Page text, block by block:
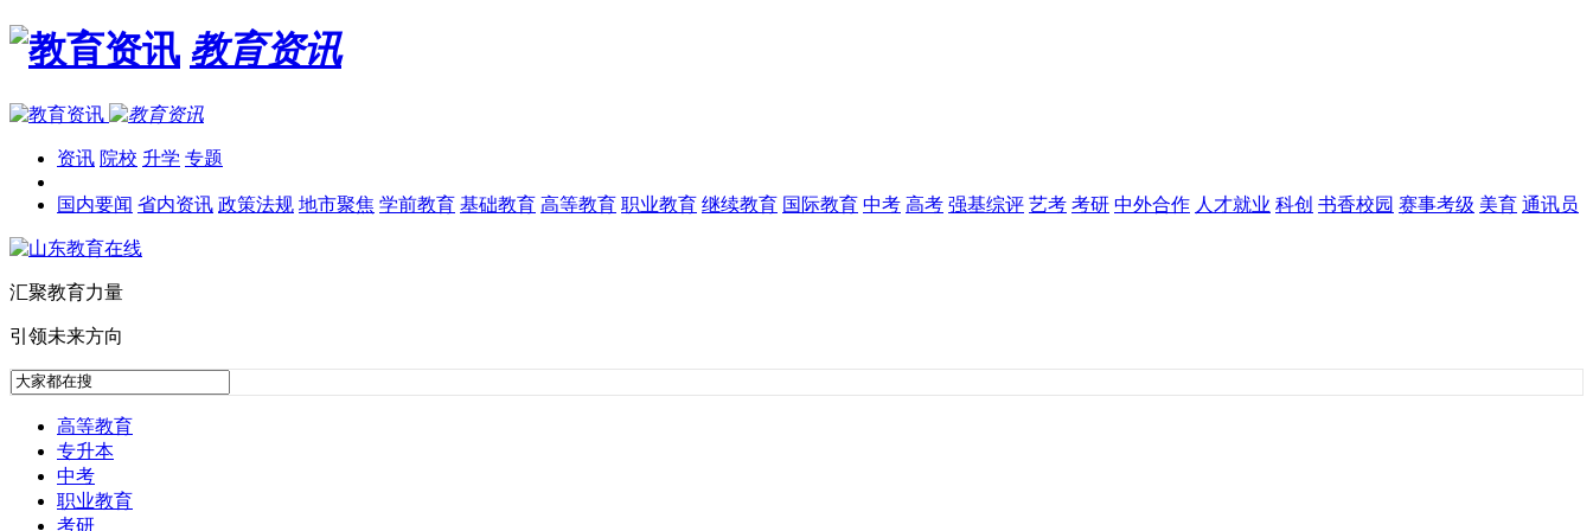
教育资讯
资讯 院校 升学 专题
国内要闻 省内资讯 政策法规 地市聚焦 学前教育 基础教育 高等教育 职业教育 继续教育 国际教育 中考 高考 强基综评 艺考 考研 中外合作 人才就业 科创 书香校园 赛事考级 美育 通讯员
汇聚教育力量
引领未来方向
高等教育
专升本
中考
职业教育
考研